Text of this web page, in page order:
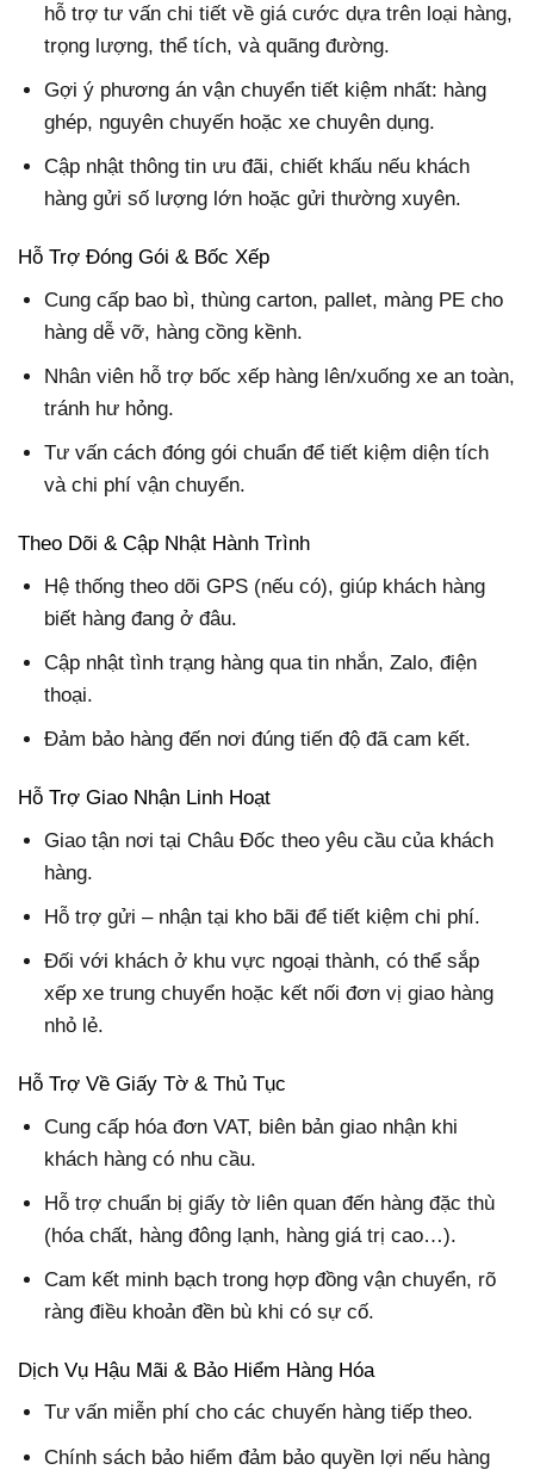
hỗ trợ tư vấn chi tiết về giá cước dựa trên loại hàng,
trọng lượng, thể tích, và quãng đường.
Gợi ý phương án vận chuyển tiết kiệm nhất: hàng
ghép, nguyên chuyến hoặc xe chuyên dụng.
Cập nhật thông tin ưu đãi, chiết khấu nếu khách
hàng gửi số lượng lớn hoặc gửi thường xuyên.
Hỗ Trợ Đóng Gói & Bốc Xếp
Cung cấp bao bì, thùng carton, pallet, màng PE cho
hàng dễ vỡ, hàng cồng kềnh.
Nhân viên hỗ trợ bốc xếp hàng lên/xuống xe an toàn,
tránh hư hỏng.
Tư vấn cách đóng gói chuẩn để tiết kiệm diện tích
và chi phí vận chuyển.
Theo Dõi & Cập Nhật Hành Trình
Hệ thống theo dõi GPS (nếu có), giúp khách hàng
biết hàng đang ở đâu.
Cập nhật tình trạng hàng qua tin nhắn, Zalo, điện
thoại.
Đảm bảo hàng đến nơi đúng tiến độ đã cam kết.
Hỗ Trợ Giao Nhận Linh Hoạt
Giao tận nơi tại Châu Đốc theo yêu cầu của khách
hàng.
Hỗ trợ gửi – nhận tại kho bãi để tiết kiệm chi phí.
Đối với khách ở khu vực ngoại thành, có thể sắp
xếp xe trung chuyển hoặc kết nối đơn vị giao hàng
nhỏ lẻ.
Hỗ Trợ Về Giấy Tờ & Thủ Tục
Cung cấp hóa đơn VAT, biên bản giao nhận khi
khách hàng có nhu cầu.
Hỗ trợ chuẩn bị giấy tờ liên quan đến hàng đặc thù
(hóa chất, hàng đông lạnh, hàng giá trị cao…).
Cam kết minh bạch trong hợp đồng vận chuyển, rõ
ràng điều khoản đền bù khi có sự cố.
Dịch Vụ Hậu Mãi & Bảo Hiểm Hàng Hóa
Tư vấn miễn phí cho các chuyến hàng tiếp theo.
Chính sách bảo hiểm đảm bảo quyền lợi nếu hàng